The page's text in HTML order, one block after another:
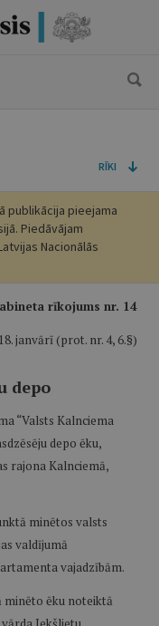
RĪKI
publikācija pieejama
Piedāvājam
Nacionālās
rīkojums nr. 14
janvārī (prot. nr. 4, 6.§)
depo
“Valsts Kalnciema
depo ēku,
rajona Kalnciemā,
minētos valsts
valdījumā
vajadzībām.
minēto ēku noteiktā